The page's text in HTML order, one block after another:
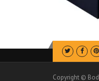
Copyright ©